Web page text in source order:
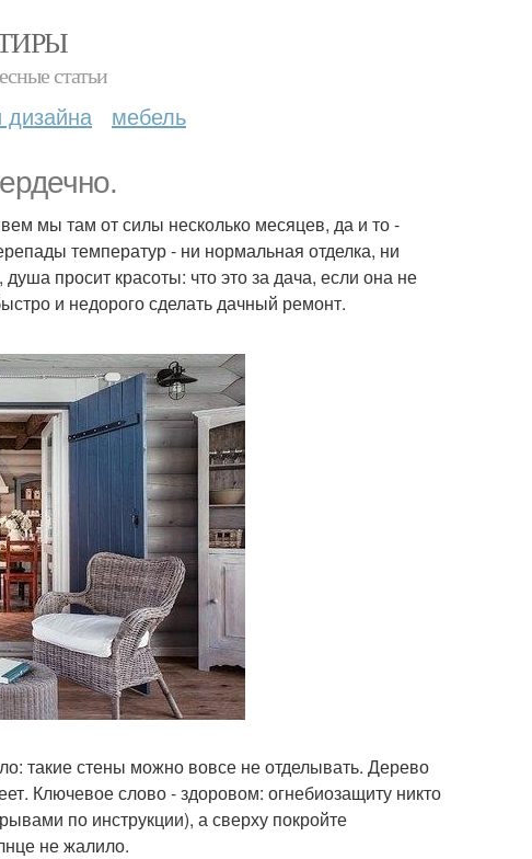
статьи
дизайна мебель
мы там от силы несколько месяцев, да и то -
температур - ни нормальная отделка, ни
просит красоты: что это за дача, если она не
и недорого сделать дачный ремонт.
такие стены можно вовсе не отделывать. Дерево
Ключевое слово - здоровом: огнебиозащиту никто
по инструкции), а сверху покройте
не жалило.